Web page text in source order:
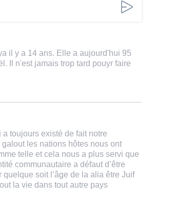
il y a 14 ans. Elle a aujourd'hui 95
Il n'est jamais trop tard pouyr faire
toujours existé de fait notre
les nations hôtes nous ont
telle et cela nous a plus servi que
communautaire a défaut d’être
quelque soit l’âge de la alia être Juif
la vie dans tout autre pays